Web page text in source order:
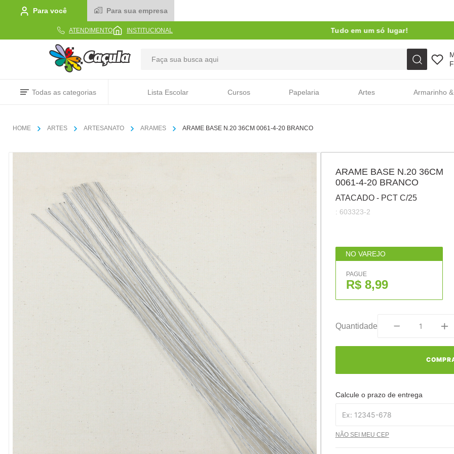
Para você Para sua empresa
ATENDIMENTO INSTITUCIONAL Tudo em um só lugar!
Todas as categorias Lista Escolar Cursos Papelaria Artes Armarinho
ARTES ARTESANATO ARAMES ARAME BASE N.20 36CM 0061-4-20 BRANCO
ARAME BASE N.20 36CM
0061-4-20 BRANCO
ATACADO - PCT C/25
: 603323-2
NO VAREJO
PAGUE
R$ 8,99
Quantidade
Calcule o prazo de entrega
NÃO SEI MEU CEP
TERMOS MAIS BUSCADOS
caixa
6º papel
7º pincel
8º cola
9º barbante
10º fita